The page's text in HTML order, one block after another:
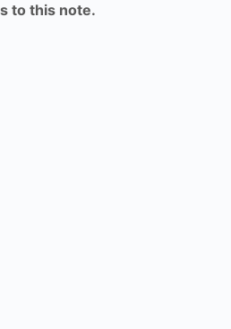
to this note.